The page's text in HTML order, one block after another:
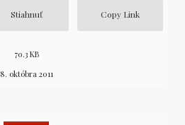
Stiahnuť Copy Link
70.3 KB
8. októbra 2011